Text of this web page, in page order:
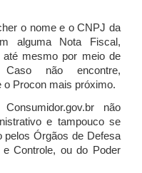
o nome e o CNPJ da
alguma Nota Fiscal,
até mesmo por meio de
não encontre,
Procon mais próximo.
não
e tampouco se
pelos Órgãos de Defesa
Controle, ou do Poder